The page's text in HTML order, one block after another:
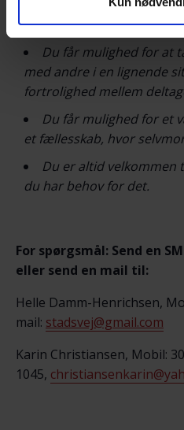
Til vores
efterladte efter selvmord.
Du får mulighed for at
med andre i en lignende
fortrolighed mellem
Du får mulighed for et
et fællesskab, hvor
Du er altid velkommen
du har behov for det.
For spørgsmål: Send en
eller send en mail til:
Helle Damm-Henrichsen,
mail: stadsvej@gmail.com
Karin Christiansen, Mobil:
1045,